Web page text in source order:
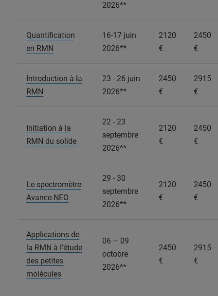
2026**
Quantification
en RMN
16-17 juin
2026**
2120
€
2450
€
Introduction à la
RMN
23 - 26 juin
2026**
2450
€
2915
€
Initiation à la
RMN du solide
22 - 23
septembre
2026**
2120
€
2450
€
Le spectromètre
Avance NEO
29 - 30
septembre
2026**
2120
€
2450
€
Applications de
la RMN à l'étude
des petites
molécules
06 – 09
octobre
2026**
2450
€
2915
€